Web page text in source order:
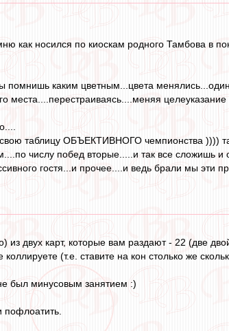
как носился по киоскам родного Тамбова в
помнишь каким цветным...цвета
места....перестраиваясь....меняя
свою таблицу ОБЪЕКТИВНОГО чемпионства
числу побед вторые.....и так все сложишь
гостя...и прочее....и ведь брали мы эти
двух карт, которые вам раздают - 22 (две
(т.е. ставите на кон столько же
был минусовым занятием :)